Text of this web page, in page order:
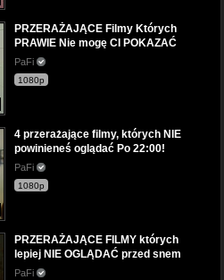
PRZERAŻAJĄCE Filmy Których
PRAWIE Nie mogę CI POKAZAĆ
PaFi
1080p
4 przerażające filmy, których NIE
powinieneś oglądać Po 22:00!
PaFi
1080p
PRZERAŻAJĄCE FILMY których
lepiej NIE OGLĄDAĆ przed snem
PaFi